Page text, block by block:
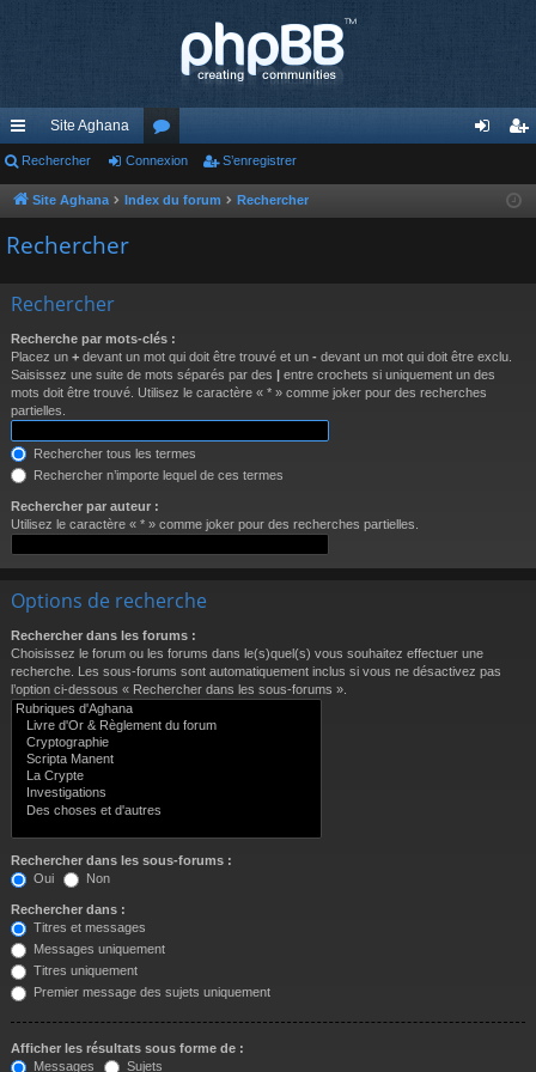
cc
ès
ra
de
Site Aghana
or
u nr
Rechercher Connexion S’enregistrer
Site Aghana Index du forum Rechercher
Rechercher
Rechercher
Recherche par mots-clés :
Placez un + devant un mot qui doit être trouvé et un - devant un mot qui doit être exclu.
Saisissez une suite de mots séparés par des | entre crochets si uniquement un des
mots doit être trouvé. Utilisez le caractère « * » comme joker pour des recherches
partielles.
Rechercher tous les termes
Rechercher n’importe lequel de ces termes
Rechercher par auteur :
Utilisez le caractère « * » comme joker pour des recherches partielles.
Options de recherche
Rechercher dans les forums :
Choisissez le forum ou les forums dans le(s)quel(s) vous souhaitez effectuer une
recherche. Les sous-forums sont automatiquement inclus si vous ne désactivez pas
l’option ci-dessous « Rechercher dans les sous-forums ».
Rechercher dans les sous-forums :
Oui
Non
Rechercher dans :
Titres et messages
Messages uniquement
Titres uniquement
Premier message des sujets uniquement
Afficher les résultats sous forme de :
Messages
Sujets